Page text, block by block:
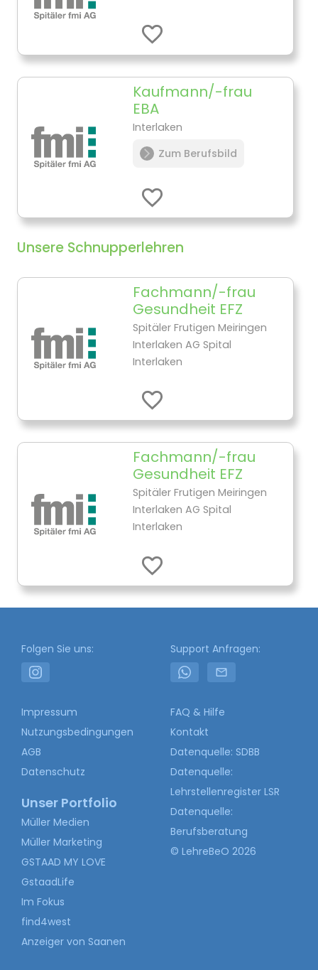
Kaufmann/-frau
EBA
Interlaken
Zum Berufsbild
Unsere Schnupperlehren
Fachmann/-frau
Gesundheit EFZ
Spitäler Frutigen Meiringen
Interlaken AG Spital
Interlaken
Fachmann/-frau
Gesundheit EFZ
Spitäler Frutigen Meiringen
Interlaken AG Spital
Interlaken
Folgen Sie uns: Support Anfragen:
Impressum
Nutzungsbedingungen
AGB
Datenschutz
Unser Portfolio
Müller Medien
Müller Marketing
GSTAAD MY LOVE
GstaadLife
Im Fokus
find4west
Anzeiger von Saanen
FAQ & Hilfe
Kontakt
Datenquelle: SDBB
Datenquelle:
Lehrstellenregister LSR
Datenquelle:
Berufsberatung
© LehreBeO 2026